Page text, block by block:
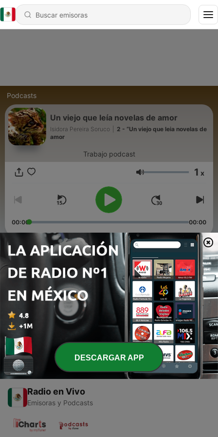
Podcasts
Un viejo que leía novelas de amor
Isidora Pereira Soruco
2 - “Un viejo que leia novelas de
amor
Trabajo podcast
Volumen 1 x
00:00 00:00
Episodios
“Un viejo que leia novelas de amor
26 mayo 2021
1 - Un viejo que leía novelas de amor
24 abr. 2021
Radio en Vivo
Emisoras y Podcasts
DESCARGAR APP